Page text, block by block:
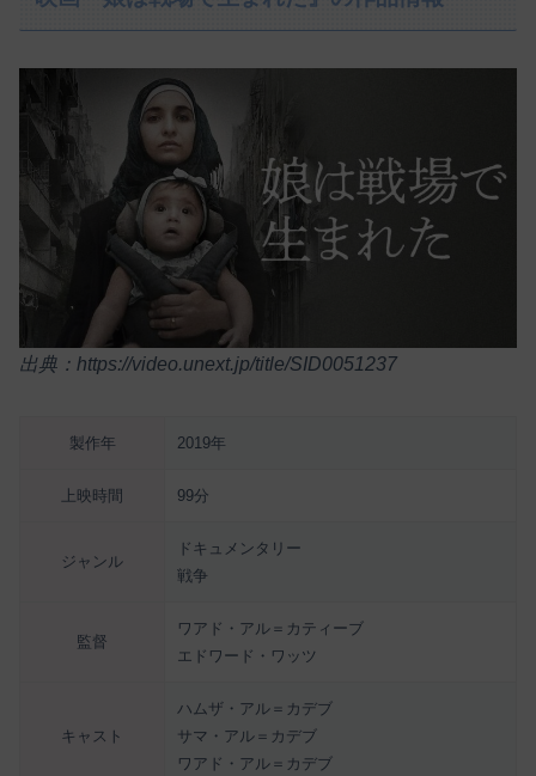
出典：https://video.unext.jp/title/SID0051237
製作年 2019年
上映時間 99分
ジャンル
ドキュメンタリー
戦争
監督
ワアド・アル＝カティーブ
エドワード・ワッツ
キャスト
ハムザ・アル＝カデブ
サマ・アル＝カデブ
ワアド・アル＝カデブ